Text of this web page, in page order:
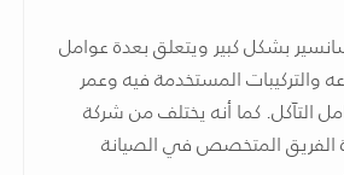
بشكل كبير ويتعلق بعدة عوامل
والتركيبات المستخدمة فيه وعمر
التآكل. كما أنه يختلف من شركة
الفريق المتخصص في الصيانة